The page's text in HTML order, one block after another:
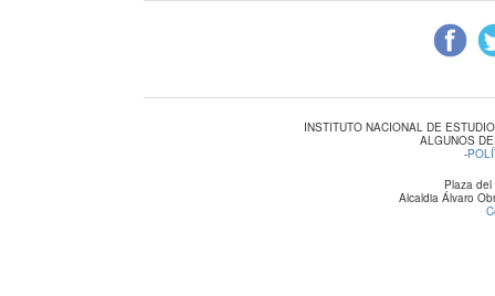
INSTITUTO NACIONAL DE
ALGUNOS
-
Plaza
Alcaldia Álvaro